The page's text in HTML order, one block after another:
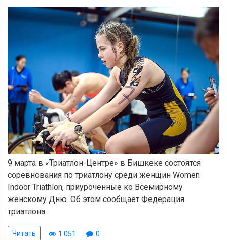
9 марта в «Триатлон-Центре» в Бишкеке состоятся
соревнования по триатлону среди женщин Women
Indoor Triathlon, приуроченные ко Всемирному
женскому Дню. Об этом сообщает Федерация
триатлона.
Читать 1 051 0